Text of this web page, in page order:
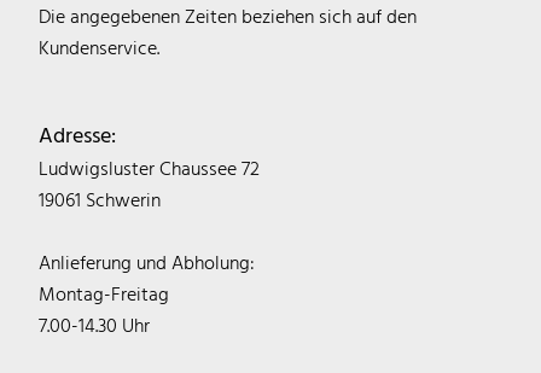
Die angegebenen Zeiten beziehen sich auf den
Kundenservice.
Adresse:
Ludwigsluster Chaussee 72
19061 Schwerin
Anlieferung und Abholung:
Montag-Freitag
7.00-14.30 Uhr